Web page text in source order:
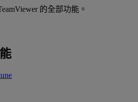
的全部功能。